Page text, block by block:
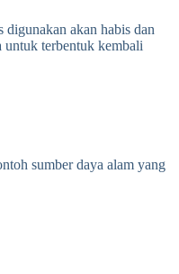
digunakan akan habis dan
untuk terbentuk kembali
sumber daya alam yang